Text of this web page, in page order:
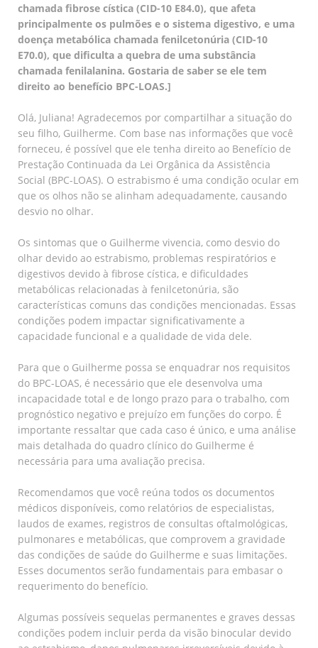
chamada fibrose cística (CID-10 E84.0), que afeta
principalmente os pulmões e o sistema digestivo, e uma
doença metabólica chamada fenilcetonúria (CID-10
E70.0), que dificulta a quebra de uma substância
chamada fenilalanina. Gostaria de saber se ele tem
direito ao benefício BPC-LOAS.]
Olá, Juliana! Agradecemos por compartilhar a situação do
seu filho, Guilherme. Com base nas informações que você
forneceu, é possível que ele tenha direito ao Benefício de
Prestação Continuada da Lei Orgânica da Assistência
Social (BPC-LOAS). O estrabismo é uma condição ocular em
que os olhos não se alinham adequadamente, causando
desvio no olhar.
Os sintomas que o Guilherme vivencia, como desvio do
olhar devido ao estrabismo, problemas respiratórios e
digestivos devido à fibrose cística, e dificuldades
metabólicas relacionadas à fenilcetonúria, são
características comuns das condições mencionadas. Essas
condições podem impactar significativamente a
capacidade funcional e a qualidade de vida dele.
Para que o Guilherme possa se enquadrar nos requisitos
do BPC-LOAS, é necessário que ele desenvolva uma
incapacidade total e de longo prazo para o trabalho, com
prognóstico negativo e prejuízo em funções do corpo. É
importante ressaltar que cada caso é único, e uma análise
mais detalhada do quadro clínico do Guilherme é
necessária para uma avaliação precisa.
Recomendamos que você reúna todos os documentos
médicos disponíveis, como relatórios de especialistas,
laudos de exames, registros de consultas oftalmológicas,
pulmonares e metabólicas, que comprovem a gravidade
das condições de saúde do Guilherme e suas limitações.
Esses documentos serão fundamentais para embasar o
requerimento do benefício.
Algumas possíveis sequelas permanentes e graves dessas
condições podem incluir perda da visão binocular devido